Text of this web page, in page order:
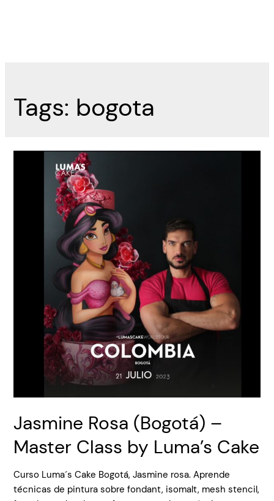
Tags: bogota
Jasmine Rosa (Bogotá) –
Master Class by Luma’s Cake
Curso Luma´s Cake Bogotá, Jasmine rosa. Aprende
técnicas de pintura sobre fondant, isomalt, mesh stencil,